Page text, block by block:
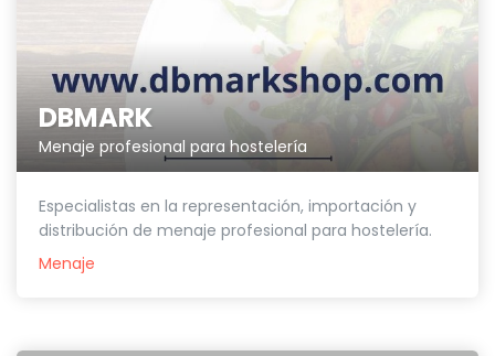
DBMARK
Menaje profesional para hostelería
Especialistas en la representación, importación y
distribución de menaje profesional para hostelería.
Menaje